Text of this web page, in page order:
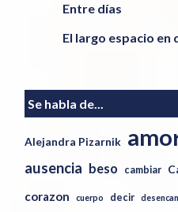
Entre días
El largo espacio en
Se habla de...
Alejandra Pizarnik
ausencia beso cambiar
corazon cuerpo decir